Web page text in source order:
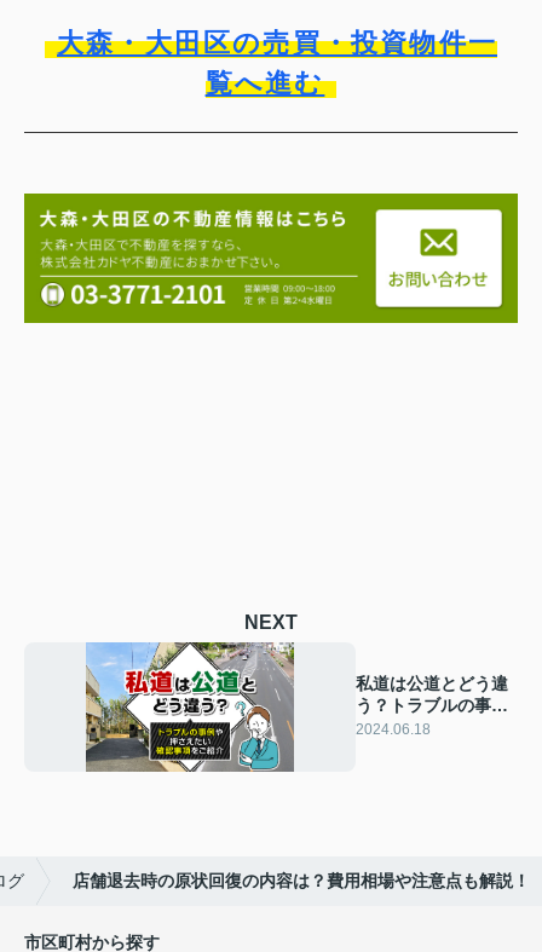
大森・大田区の売買・投資物件一
覧へ進む
NEXT
私道は公道とどう違
う？トラブルの事例
や押さえたい確認事
2024.06.18
グ 店舗退去時の原状回復の内容は？費用相場や注意点も解説！
市区町村から探す